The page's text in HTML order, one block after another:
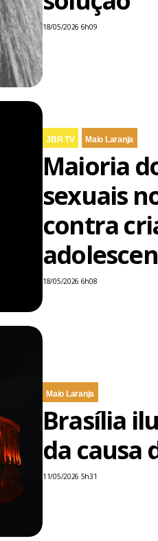
18/05/2026 6h09
JBR TV Maio Laranja
Maioria
sexuais
contra
18/05/2026 6h08
Maio Laranja
Brasília
da causa
11/05/2026 5h31